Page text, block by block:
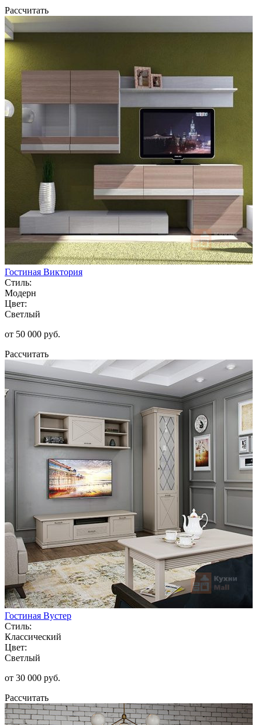
Рассчитать
Гостиная Виктория
Стиль:
Модерн
Цвет:
Светлый
от 50 000 руб.
Рассчитать
Гостиная Вустер
Стиль:
Классический
Цвет:
Светлый
от 30 000 руб.
Рассчитать